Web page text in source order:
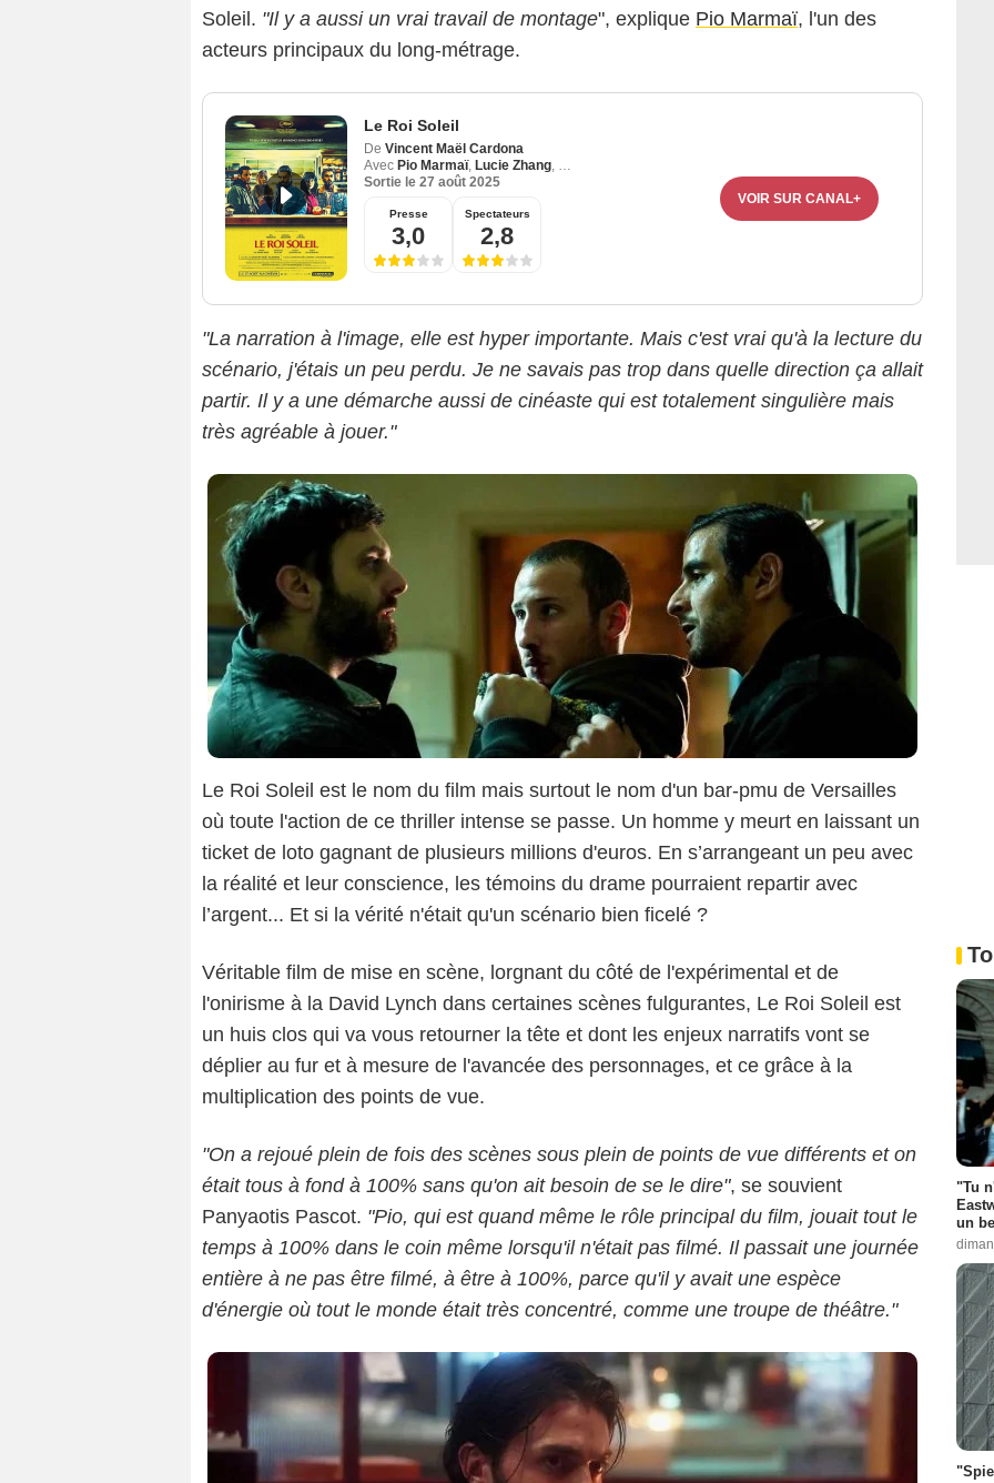
Soleil. "Il y a aussi un vrai travail de montage", explique Pio Marmaï, l'un des
acteurs principaux du long-métrage.
Le Roi Soleil
De Vincent Maël Cardona
Avec Pio Marmaï, Lucie Zhang, Sofiane Zermani
Sortie le 27 août 2025
Presse
3,0
Spectateurs
2,8
VOIR SUR CANAL+
"La narration à l'image, elle est hyper importante. Mais c'est vrai qu'à la lecture du
scénario, j'étais un peu perdu. Je ne savais pas trop dans quelle direction ça allait
partir. Il y a une démarche aussi de cinéaste qui est totalement singulière mais
très agréable à jouer."
Le Roi Soleil est le nom du film mais surtout le nom d'un bar-pmu de Versailles
où toute l'action de ce thriller intense se passe. Un homme y meurt en laissant un
ticket de loto gagnant de plusieurs millions d'euros. En s’arrangeant un peu avec
la réalité et leur conscience, les témoins du drame pourraient repartir avec
l’argent... Et si la vérité n'était qu'un scénario bien ficelé ?
Véritable film de mise en scène, lorgnant du côté de l'expérimental et de
l'onirisme à la David Lynch dans certaines scènes fulgurantes, Le Roi Soleil est
un huis clos qui va vous retourner la tête et dont les enjeux narratifs vont se
déplier au fur et à mesure de l'avancée des personnages, et ce grâce à la
multiplication des points de vue.
"On a rejoué plein de fois des scènes sous plein de points de vue différents et on
était tous à fond à 100% sans qu'on ait besoin de se le dire", se souvient
Panyaotis Pascot. "Pio, qui est quand même le rôle principal du film, jouait tout le
temps à 100% dans le coin même lorsqu'il n'était pas filmé. Il passait une journée
entière à ne pas être filmé, à être à 100%, parce qu'il y avait une espèce
d'énergie où tout le monde était très concentré, comme une troupe de théâtre."
Emmanuelle Jacobson-Roques
"Tu
un